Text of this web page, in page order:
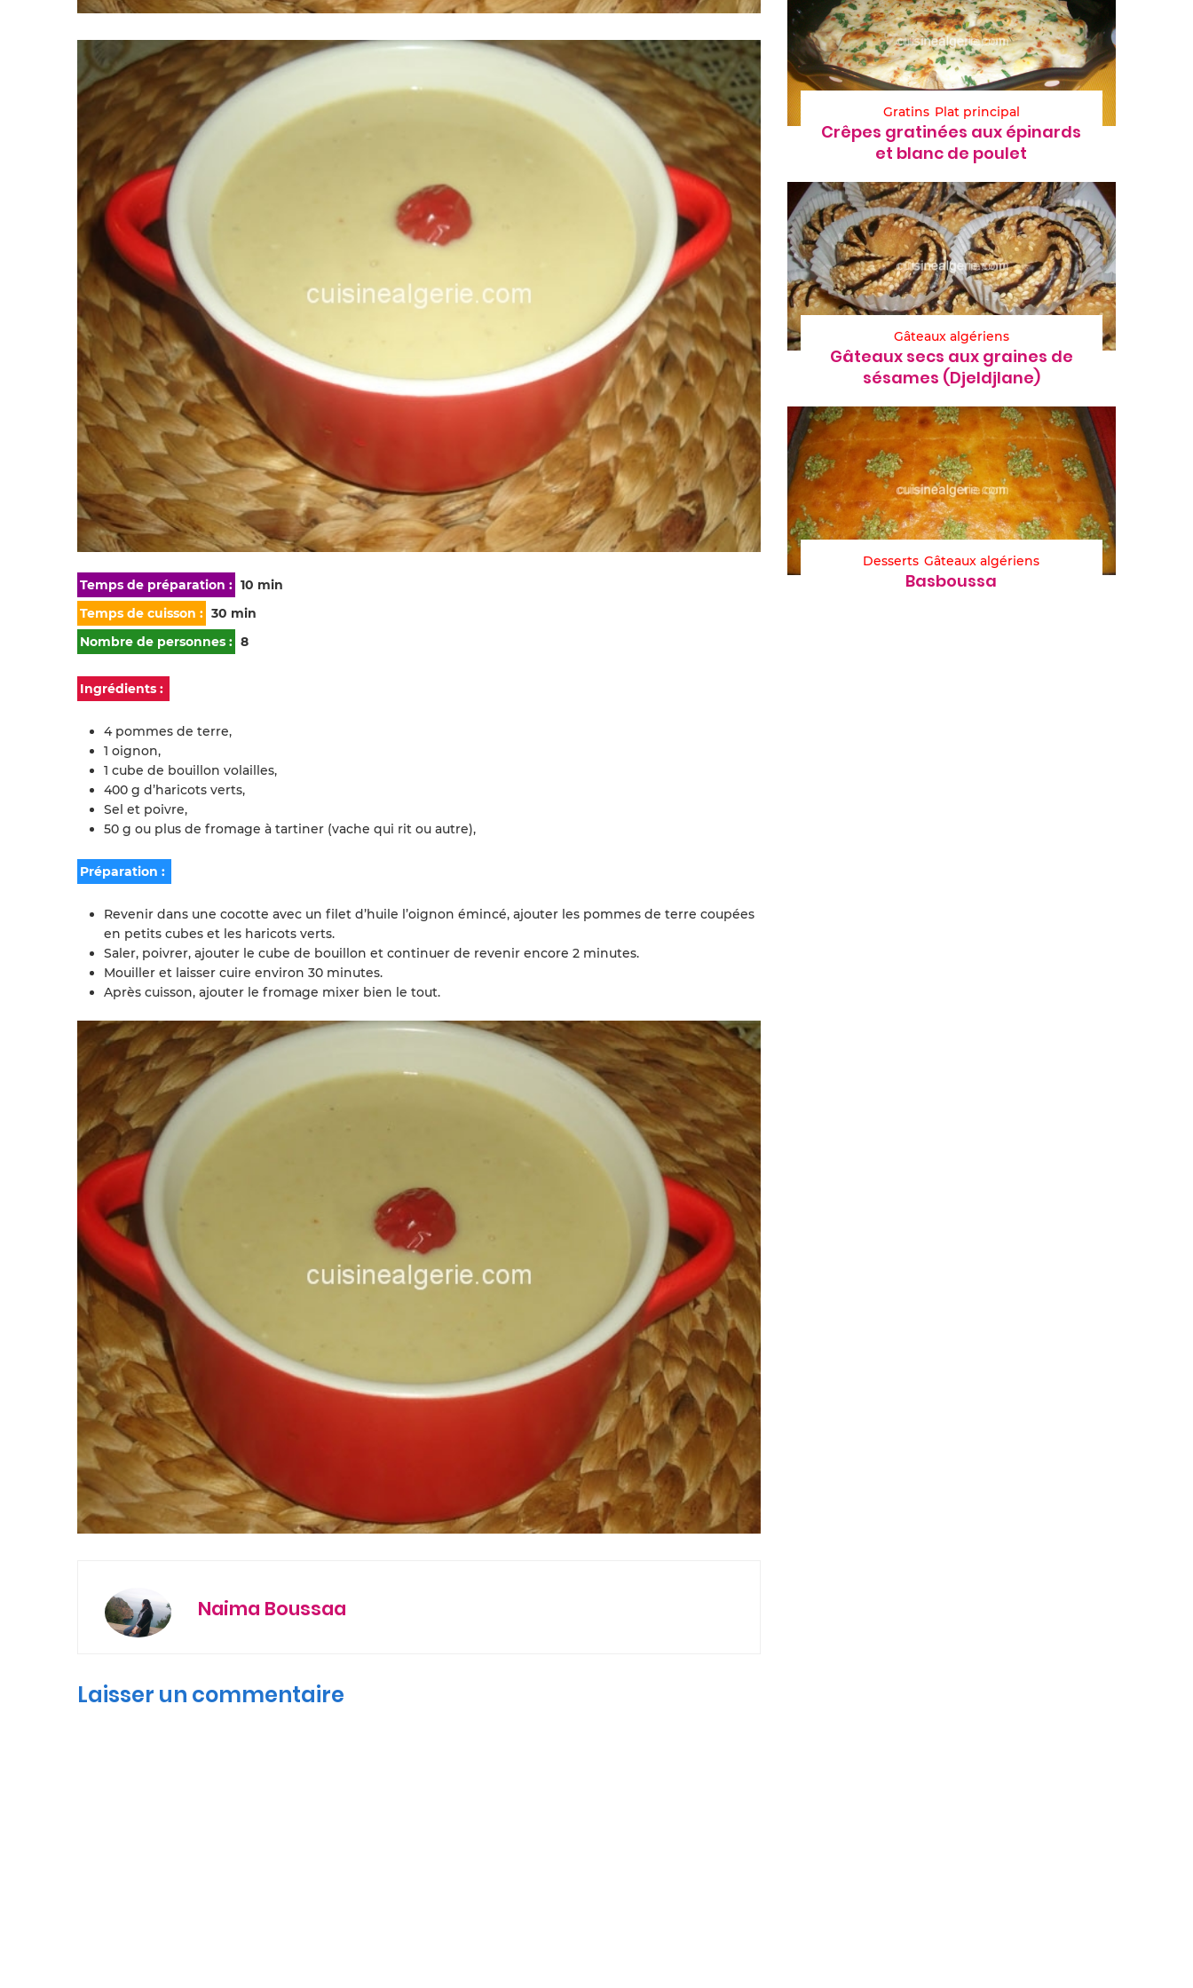
Temps de préparation : 10 min
Temps de cuisson : 30 min
Nombre de personnes : 8
Ingrédients :
4 pommes de terre,
1 oignon,
1 cube de bouillon volailles,
400 g d’haricots verts,
Sel et poivre,
50 g ou plus de fromage à tartiner (vache qui rit ou autre),
Préparation :
Revenir dans une cocotte avec un filet d’huile l’oignon émincé, ajouter les pommes de terre coupées
en petits cubes et les haricots verts.
Saler, poivrer, ajouter le cube de bouillon et continuer de revenir encore 2 minutes.
Mouiller et laisser cuire environ 30 minutes.
Après cuisson, ajouter le fromage mixer bien le tout.
Naima Boussaa
Laisser un commentaire
Gratins Plat principal
Crêpes gratinées aux épinards
et blanc de poulet
Gâteaux algériens
Gâteaux secs aux graines de
sésames (Djeldjlane)
Desserts Gâteaux algériens
Basboussa